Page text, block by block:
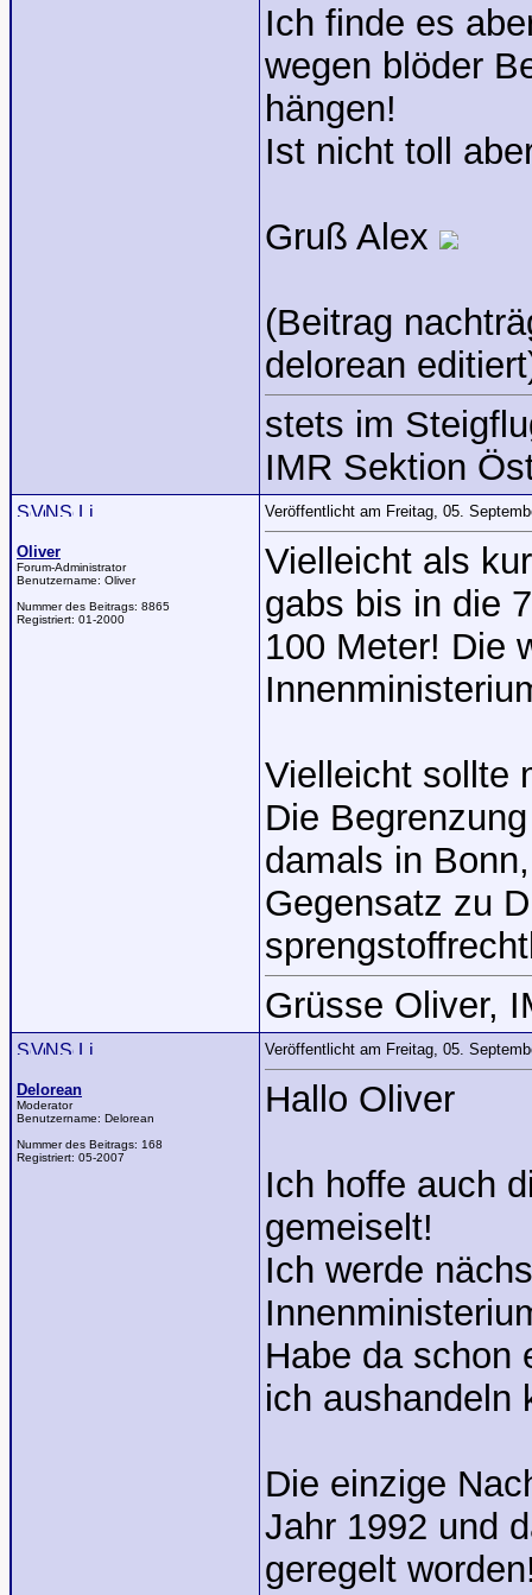
Ich finde es
wegen blöder
hängen!
Ist nicht toll
Gruß Alex
(Beitrag
delorean
stets im
IMR Sektion
Oliver
Forum-Administrator
Benutzername: Oliver
Nummer des Beitrags: 8865
Registriert: 01-2000
Veröffentlicht am Freitag, 05.
Vielleicht als
gabs bis in die
100 Meter! Die
Vielleicht sollte
Die
damals in
Gegensatz zu
Grüsse Oliver,
Delorean
Moderator
Benutzername: Delorean
Nummer des Beitrags: 168
Registriert: 05-2007
Veröffentlicht am Freitag, 05.
Hallo Oliver
Ich hoffe auch
gemeiselt!
Ich werde
Habe da schon
ich aushandeln
Die einzige
Jahr 1992 und
geregelt